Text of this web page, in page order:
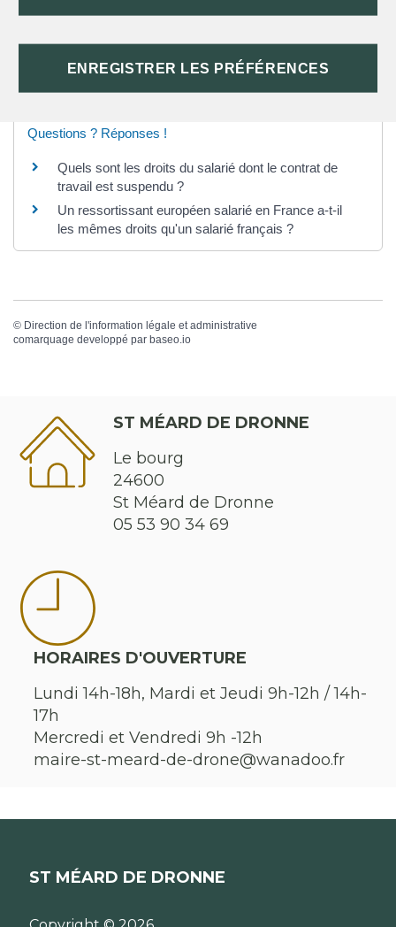
ENREGISTRER LES PRÉFÉRENCES
À LA FIN DE VOTRE CONGÉ SANS
Questions ? Réponses !
Quels sont les droits du salarié dont le contrat de
travail est suspendu ?
Un ressortissant européen salarié en France a-t-il
les mêmes droits qu'un salarié français ?
© Direction de l'information légale et administrative
comarquage developpé par baseo.io
ST MÉARD DE DRONNE
Le bourg
24600
St Méard de Dronne
05 53 90 34 69
HORAIRES D'OUVERTURE
Lundi 14h-18h, Mardi et Jeudi 9h-12h / 14h-
17h
Mercredi et Vendredi 9h -12h
maire-st-meard-de-drone@wanadoo.fr
ST MÉARD DE DRONNE